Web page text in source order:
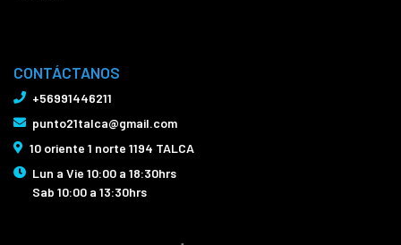
CONTÁCTANOS
+56991446211
punto21talca@gmail.com
10 oriente 1 norte 1194 TALCA
Lun a Vie 10:00 a 18:30hrs
Sab 10:00 a 13:30hrs